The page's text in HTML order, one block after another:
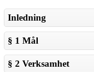
Inledning
§ 1 Mål
§ 2 Verksamhet